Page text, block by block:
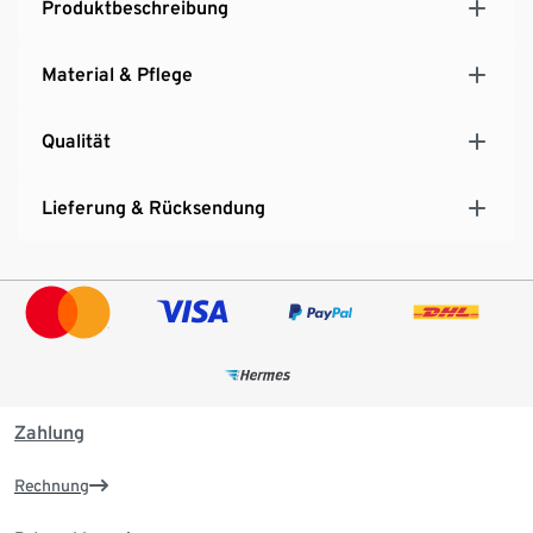
Produktbeschreibung
Material & Pflege
Qualität
Lieferung & Rücksendung
Zahlung
Rechnung